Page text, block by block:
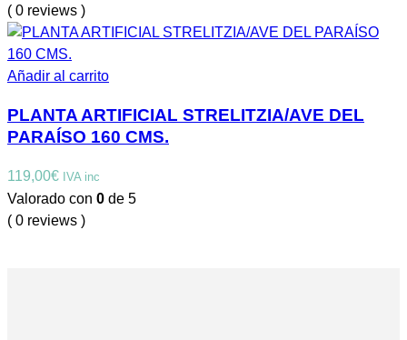
( 0 reviews )
Añadir al carrito
PLANTA ARTIFICIAL STRELITZIA/AVE DEL
PARAÍSO 160 CMS.
119,00€ IVA inc
Valorado con 0 de 5
( 0 reviews )